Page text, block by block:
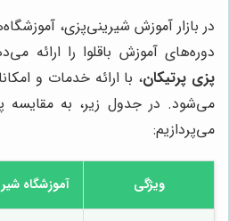
در بازار آموزش شیرینی‌پزی،
دوره‌های آموزش باقلوا را ارائه
پزی پرتیکان، با ارائه خدمات و
می‌شود. در جدول زیر، به مقایسه
می‌پردازیم:
ویژگی آموزشگاه